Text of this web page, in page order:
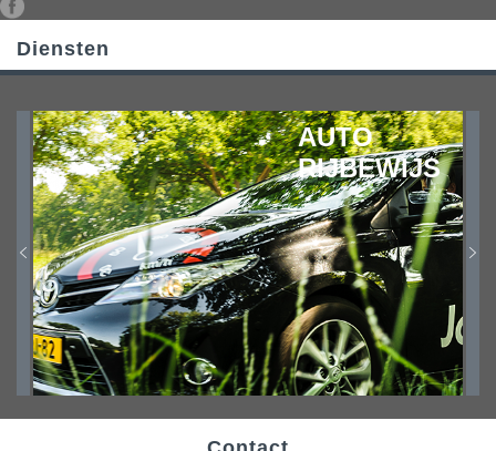
Diensten
AUTO
RIJBEWIJS